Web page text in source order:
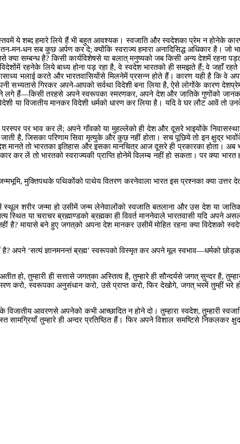
ये शब्द हमारे लिये हैं भी बहुत आवश्यक। स्वजाति और स्वदेशका प्रेम न होनेके
मन-धन सब कुछ अर्पण कर दे; क्योंकि स्वराज्य हमारा अनादिसिद्ध अधिकार है। जो
सम्बन्ध है? किसी कार्यविशेषसे या बलात् मनुष्यको जब किसी अन्य देशमें रहना
रहनेके लिये बाध्य होना पड़ रहा है, वे स्वदेश भारतको ही समझते हैं; वे जहाँ रहते
भलाई करते और भारतवासियोंसे मिलनेमें प्रसन्न होते हैं। कारण यही है कि वे
सभ्यतासे गिरकर अपने-आपको सर्वथा विदेशी बना लिया है, ऐसे लोगोंके कारण
लगे हैं—किसी तरहसे अपने स्वरूपका स्मरणकर, अपने देश और जातिके गुणोंको
या विजातीय मानकर विदेशी धर्मको धारण कर लिया है। यदि वे घर लौट आवें तो
पर भाव कर लें; अपने गाँवको या मुहल्लेको ही देश और दूसरे भाइयोंके
है, जिसका परिणाम सिवा मृत्युके और कुछ नहीं होता। सच पूछिये तो इन क्षुद्र
मानते तो भारतका इतिहास और इसका मानचित्र आज दूसरे ही प्रकारका होता। अब
लें तो भारतको स्वराज्यकी प्राप्ति होनेमें विलम्ब नहीं हो सकता। पर क्या भारत
मुक्तिपथके पथिकोंको पाथेय वितरण करनेवाला भारत इस प्रश्नका क्या उत्तर
शरीर जन्मा हो उसीमें जन्म लेनेवालोंको स्वजाति बतलाना और उस देश या
या चराचर ब्रह्माण्डको ब्रह्मका ही विवर्त माननेवाले भारतवासी यदि अपने
है? मायासे बने हुए जगत‍्को अपना देश मानकर उसीमें मोहित रहना क्या विदेशको
है? अपने ‘सत्यं ज्ञानमनन्तं ब्रह्म’ स्वरूपको विस्मृत कर अपने मूल स्वभाव—धर्मको
हो, तुम्हारी ही सत्तासे जगत‍्का अस्तित्व है, तुम्हारे ही सौन्दर्यसे जगत् सुन्दर है,
करो, स्वरूपका अनुसंधान करो, उसे प्राप्त करो, फिर देखोगे, जगत् भरमें तुम्हीं भरे
आवरणसे अपनेको कभी आच्छादित न होने दो। तुम्हारा स्वदेश, तुम्हारी
सामग्रियाँ तुम्हारे ही अन्दर प्रतिष्ठित हैं। फिर अपने विशाल समष्टिसे निकलकर